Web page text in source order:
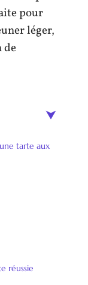
pour
léger,
de
tarte aux
réussie